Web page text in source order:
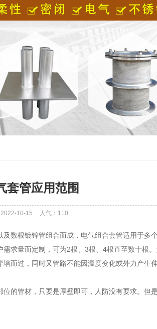
套管应用范围
10-15 人气： 110
数根镀锌管组合而成，电气组合套管适用于多
求量而定制，可为2根、3根、4根直至数十根
而过，同时又管路不能因温度变化或外力产生
的管材，只要是厚壁即可，人防没有要求。但